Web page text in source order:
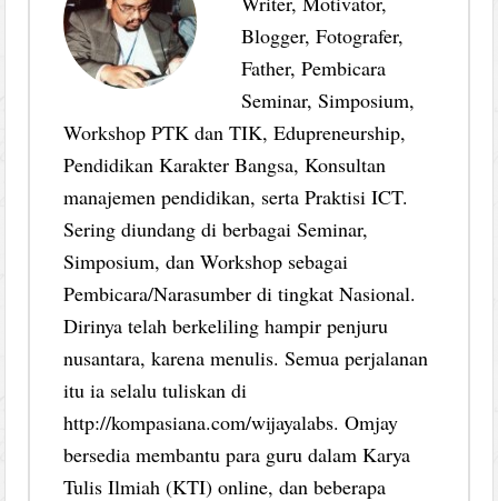
Blogger, Fotografer,
Father, Pembicara
Seminar, Simposium,
Workshop PTK dan TIK, Edupreneurship,
Pendidikan Karakter Bangsa, Konsultan
manajemen pendidikan, serta Praktisi ICT.
Sering diundang di berbagai Seminar,
Simposium, dan Workshop sebagai
Pembicara/Narasumber di tingkat Nasional.
Dirinya telah berkeliling hampir penjuru
nusantara, karena menulis. Semua perjalanan
itu ia selalu tuliskan di
http://kompasiana.com/wijayalabs. Omjay
bersedia membantu para guru dalam Karya
Tulis Ilmiah (KTI) online, dan beberapa